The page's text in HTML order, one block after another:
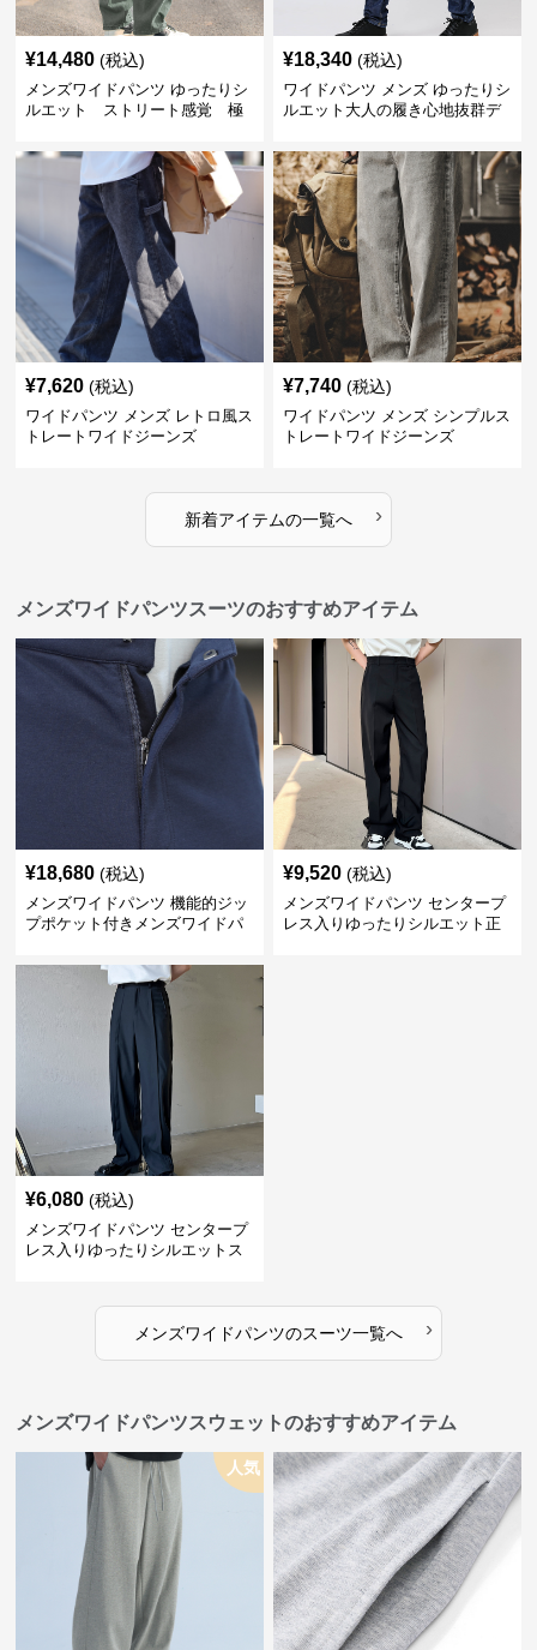
¥14,480 (税込)
メンズワイドパンツ ゆったりシ
ルエット ストリート感覚 極
¥18,340 (税込)
ワイドパンツ メンズ ゆったりシ
ルエット大人の履き心地抜群デ
¥7,620 (税込)
ワイドパンツ メンズ レトロ風ス
トレートワイドジーンズ
¥7,740 (税込)
ワイドパンツ メンズ シンプルス
トレートワイドジーンズ
新着アイテムの一覧へ ›
メンズワイドパンツスーツのおすすめアイテム
¥18,680 (税込)
メンズワイドパンツ 機能的ジッ
プポケット付きメンズワイドパ
¥9,520 (税込)
メンズワイドパンツ センタープ
レス入りゆったりシルエット正
¥6,080 (税込)
メンズワイドパンツ センタープ
レス入りゆったりシルエットス
メンズワイドパンツのスーツ一覧へ ›
メンズワイドパンツスウェットのおすすめアイテム
人気